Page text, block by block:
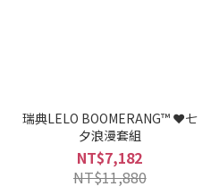
瑞典LELO BOOMERANG™ ❤️七
夕浪漫套組
NT$7,182
NT$11,880